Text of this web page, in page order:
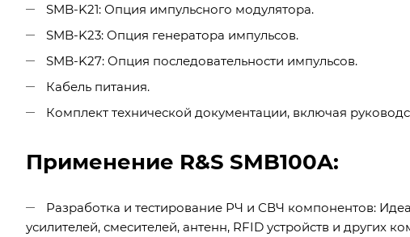
SMB-K21: Опция импульсного модулятора.
SMB-K23: Опция генератора импульсов.
SMB-K27: Опция последовательности импульсов.
Кабель питания.
Комплект технической документации, включая
Применение R&S SMB100A:
Разработка и тестирование РЧ и СВЧ компонентов:
усилителей, смесителей, антенн, RFID устройств и других